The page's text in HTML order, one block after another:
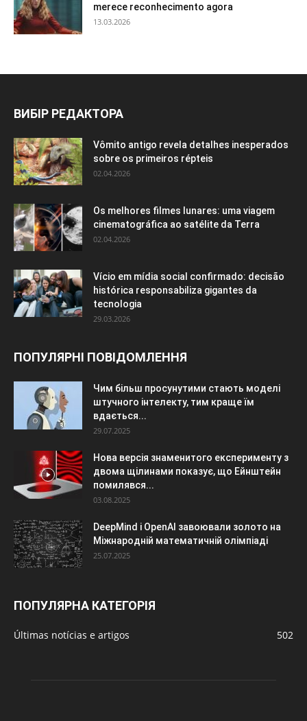
merece reconhecimento agora
13.03.2026
ВИБІР РЕДАКТОРА
Vômito antigo revela detalhes inesperados
sobre os primeiros répteis
02.04.2026
Os melhores filmes lunares: uma viagem
cinematográfica ao satélite da Terra
02.04.2026
Vício em mídia social confirmado: decisão
histórica responsabiliza gigantes da
tecnologia
29.03.2026
ПОПУЛЯРНІ ПОВІДОМЛЕННЯ
Чим більш просунутими стають моделі
штучного інтелекту, тим краще їм
вдається...
29.07.2025
Нова версія знаменитого експерименту з
двома щілинами показує, що Ейнштейн
помилявся...
03.08.2025
DeepMind і OpenAI завоювали золото на
Міжнародній математичній олімпіаді
25.07.2025
ПОПУЛЯРНА КАТЕГОРІЯ
Últimas notícias e artigos 502